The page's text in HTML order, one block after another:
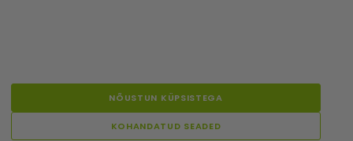
RU EN LV FI
NÕUSTUN KÜPSISTEGA
KOHANDATUD SEADED